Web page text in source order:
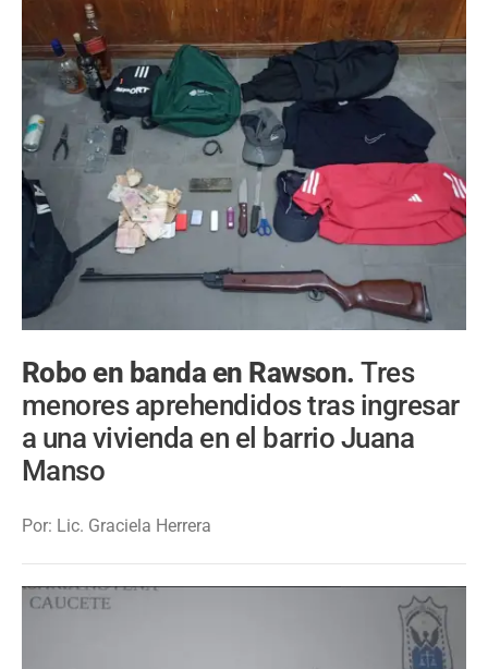
Robo en banda en Rawson.Tres
menores aprehendidos tras ingresar
a una vivienda en el barrio Juana
Manso
Por: Lic. Graciela Herrera